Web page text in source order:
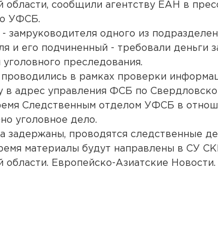
области, сообщили агентству ЕАН в
УФСБ.
замруководителя одного из
и его подчиненный - требовали деньги
преследования.
в рамках проверки
в адрес управления ФСБ по
Следственным отделом УФСБ в
уголовное дело.
задержаны, проводятся следственные
материалы будут направлены в СУ
области. Европейско-Азиатские Новости.